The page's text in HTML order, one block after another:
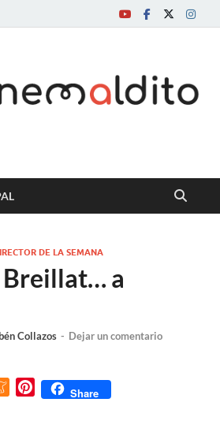
DE LA SEMANA
a
Collazos - Dejar un comentario
M
P
Share